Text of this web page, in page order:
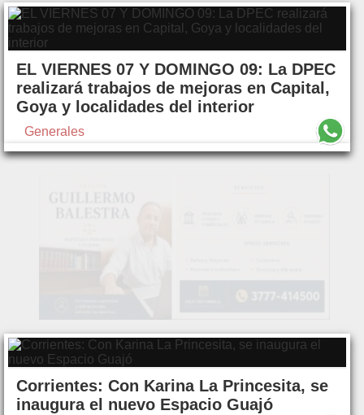
EL VIERNES 07 Y DOMINGO 09: La DPEC
realizará trabajos de mejoras en Capital,
Goya y localidades del interior
Generales
Corrientes: Con Karina La Princesita, se
inaugura el nuevo Espacio Guajó